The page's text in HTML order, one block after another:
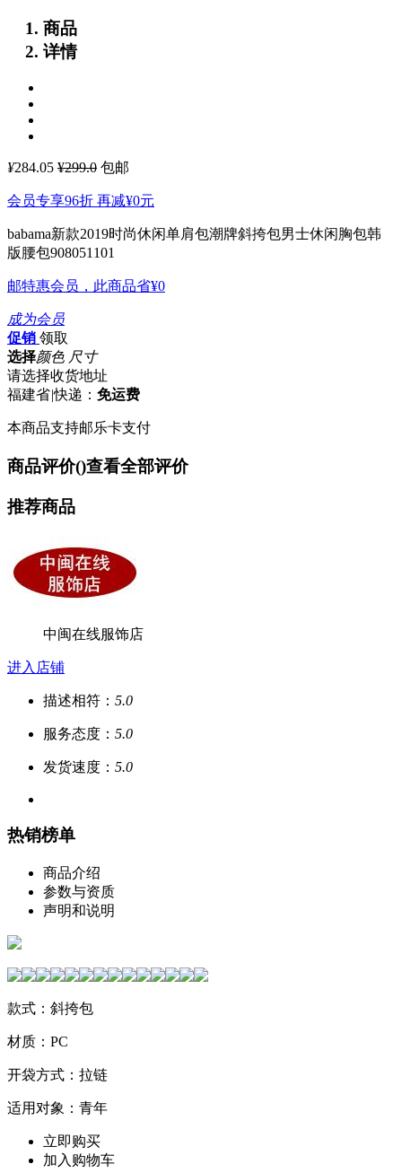
商品
详情
¥284.05 ¥299.0 包邮
会员专享96折 再减¥0元
babama新款2019时尚休闲单肩包潮牌斜挎包男士休闲胸包韩
版腰包908051101
邮特惠会员，此商品省¥0
成为会员
促销 领取
选择颜色 尺寸
请选择收货地址
福建省|快递： 免运费
本商品支持邮乐卡支付
商品评价()查看全部评价
推荐商品
中闽在线服饰店
进入店铺
描述相符： 5.0
服务态度： 5.0
发货速度： 5.0
热销榜单
商品介绍
参数与资质
声明和说明
款式：斜挎包
材质：PC
开袋方式：拉链
适用对象：青年
立即购买
加入购物车